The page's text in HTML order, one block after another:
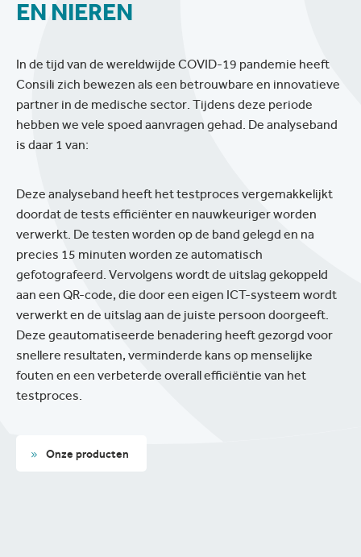
EN NIEREN
In de tijd van de wereldwijde COVID-19 pandemie heeft
Consili zich bewezen als een betrouwbare en innovatieve
partner in de medische sector. Tijdens deze periode
hebben we vele spoed aanvragen gehad. De analyseband
is daar 1 van:
Deze analyseband heeft het testproces vergemakkelijkt
doordat de tests efficiënter en nauwkeuriger worden
verwerkt. De testen worden op de band gelegd en na
precies 15 minuten worden ze automatisch
gefotografeerd. Vervolgens wordt de uitslag gekoppeld
aan een QR-code, die door een eigen ICT-systeem wordt
verwerkt en de uitslag aan de juiste persoon doorgeeft.
Deze geautomatiseerde benadering heeft gezorgd voor
snellere resultaten, verminderde kans op menselijke
fouten en een verbeterde overall efficiëntie van het
testproces.
Onze producten